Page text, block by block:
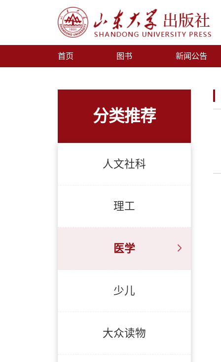
首页 图书 新闻公告
分类推荐
人文社科
理工
医学
少儿
大众读物